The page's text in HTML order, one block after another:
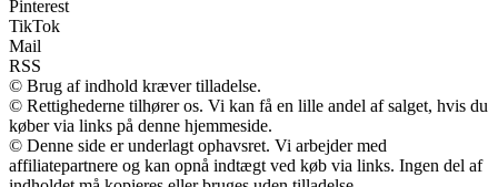
Pinterest
TikTok
Mail
RSS
© Brug af indhold kræver tilladelse.
© Rettighederne tilhører os. Vi kan få en lille andel af salget, hvis du
køber via links på denne hjemmeside.
© Denne side er underlagt ophavsret. Vi arbejder med
affiliatepartnere og kan opnå indtægt ved køb via links. Ingen del af